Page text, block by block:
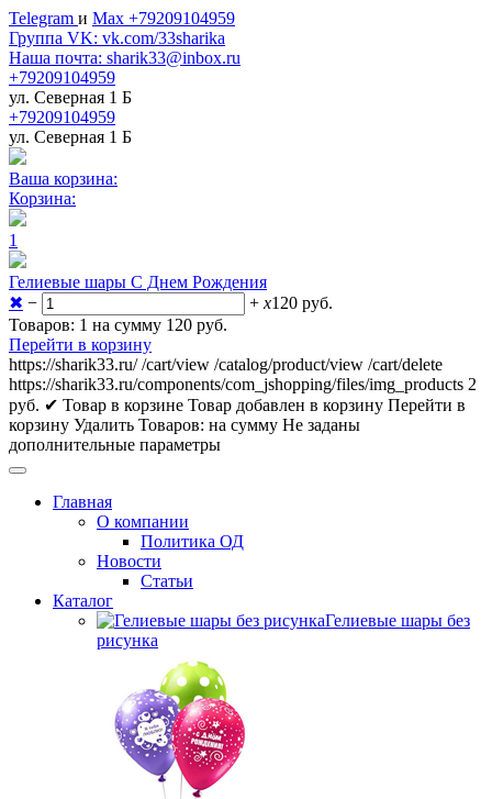
Telegram и Max +79209104959
Группа VK: vk.com/33sharika
Наша почта: sharik33@inbox.ru
+79209104959
ул. Северная 1 Б
+79209104959
ул. Северная 1 Б
Ваша корзина:
Корзина:
1
Гелиевые шары С Днем Рождения
✖ − + x120 руб.
Товаров: 1 на сумму 120 руб.
Перейти в корзину
https://sharik33.ru/ /cart/view /catalog/product/view /cart/delete
https://sharik33.ru/components/com_jshopping/files/img_products 2
руб. ✔ Товар в корзине Товар добавлен в корзину Перейти в
корзину Удалить Товаров: на сумму Не заданы
дополнительные параметры
Главная
О компании
Политика ОД
Новости
Статьи
Каталог
Гелиевые шары без
рисунка